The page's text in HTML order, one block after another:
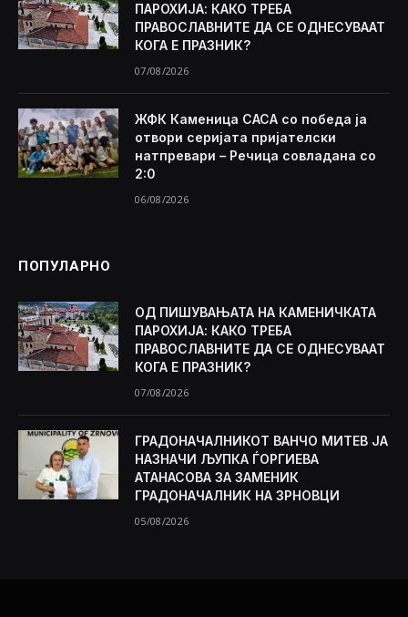
ПАРОХИЈА: КАКО ТРЕБА
ПРАВОСЛАВНИТЕ ДА СЕ ОДНЕСУВААТ
КОГА Е ПРАЗНИК?
07/08/2026
ЖФК Каменица САСА со победа ја
отвори серијата пријателски
натпревари – Речица совладана со
2:0
06/08/2026
ПОПУЛАРНО
ОД ПИШУВАЊАТА НА КАМЕНИЧКАТА
ПАРОХИЈА: КАКО ТРЕБА
ПРАВОСЛАВНИТЕ ДА СЕ ОДНЕСУВААТ
КОГА Е ПРАЗНИК?
07/08/2026
ГРАДОНАЧАЛНИКОТ ВАНЧО МИТЕВ ЈА
НАЗНАЧИ ЉУПКА ЃОРГИЕВА
АТАНАСОВА ЗА ЗАМЕНИК
ГРАДОНАЧАЛНИК НА ЗРНОВЦИ
05/08/2026